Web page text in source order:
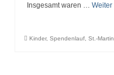
Insgesamt waren … Weiter
Kinder, Spendenlauf St.-Martin